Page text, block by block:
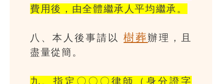
費用後，由全體繼承人平均繼承。
八、本人後事請以樹葬辦理，且
盡量從簡。
九、指定〇〇〇律師（身分證字